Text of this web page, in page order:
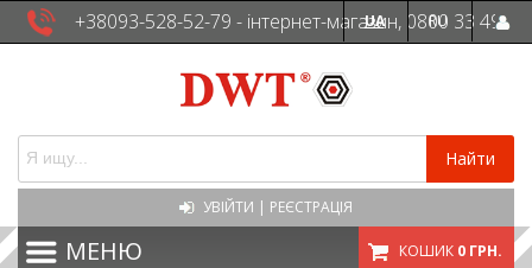
+38093-528-52-79 - інтернет-магазин, 0800 33 49
UA RU
Найти
УВІЙТИ | РЕЄСТРАЦІЯ
МЕНЮ КОШИК 0 ГРН.